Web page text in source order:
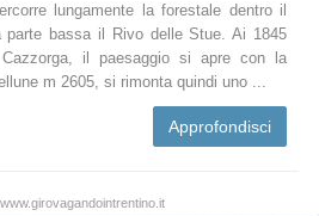
lungamente la forestale dentro il
parte bassa il Rivo delle Stue. Ai 1845
il paesaggio si apre con la
m 2605, si rimonta quindi uno ...
Approfondisci